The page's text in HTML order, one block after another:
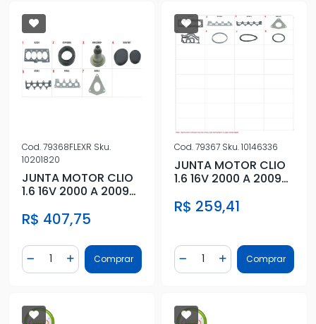
Cod.79368FLEXR Sku.
10201820
JUNTA MOTOR CLIO
1.6 16V 2000 A 2009
R$ 407,75
Diminuir Quantidade
Quantidade
Adicionar Quantidade
Comprar
Cod.79367 Sku.10146336
JUNTA MOTOR CLIO
1.6 16V 2000 A 2009
R$ 259,41
Diminuir Quantidade
Quantidade
AdicionarComprar